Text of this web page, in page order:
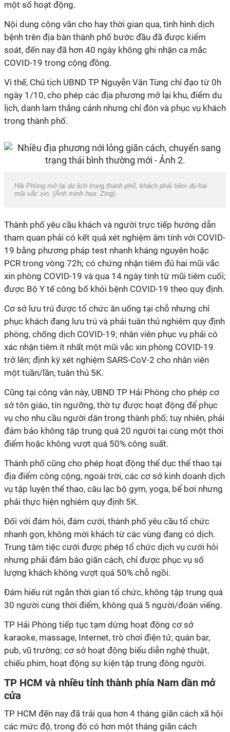
một số hoạt động.
Nội dung công văn cho hay thời gian qua, tình hình dịch
bệnh trên địa bàn thành phố bước đầu đã được kiểm
soát, đến nay đã hơn 40 ngày không ghi nhận ca mắc
COVID-19 trong cộng đồng.
Vì thế, Chủ tịch UBND TP Nguyễn Văn Tùng chỉ đạo từ 0h
ngày 1/10, cho phép các địa phương mở lại khu, điểm du
lịch, danh lam thắng cảnh nhưng chỉ đón và phục vụ khách
trong thành phố.
Hải Phòng mở lại du lịch trong thành phố, khách phải tiêm đủ hai
mũi vắc xin. (Ảnh minh họa: Zing).
Thành phố yêu cầu khách và người trực tiếp hướng dẫn
tham quan phải có kết quả xét nghiệm âm tính với COVID-
19 bằng phương pháp test nhanh kháng nguyên hoặc
PCR trong vòng 72h; có chứng nhận tiêm đủ hai mũi vắc
xin phòng COVID-19 và qua 14 ngày tính từ mũi tiêm cuối;
được Bộ Y tế công bố khỏi bệnh COVID-19 theo quy định.
Cơ sở lưu trú được tổ chức ăn uống tại chỗ nhưng chỉ
phục khách đang lưu trú và phải tuân thủ nghiêm quy định
phòng, chống dịch COVID-19; nhân viên phục vụ phải có
xác nhận tiêm ít nhất một mũi vắc xin phòng COVID-19
trở lên; định kỳ xét nghiệm SARS-CoV-2 cho nhân viên
một tuần/lần, tuân thủ 5K.
Cũng tại công văn này, UBND TP Hải Phòng cho phép cơ
sở tôn giáo, tín ngưỡng, thờ tự được hoạt động để phục
vụ cho nhu cầu người dân trong thành phố; tuy nhiên, phải
đảm bảo không tập trung quá 20 người tại cùng một thời
điểm hoặc không vượt quá 50% công suất.
Thành phố cũng cho phép hoạt động thể dục thể thao tại
địa điểm công cộng, ngoài trời, các cơ sở kinh doanh dịch
vụ tập luyện thể thao, câu lạc bộ gym, yoga, bể bơi nhưng
phải thực hiện nghiêm quy định 5K.
Đối với đám hỏi, đám cưới, thành phố yêu cầu tổ chức
nhanh gọn, không mời khách từ các vùng đang có dịch.
Trung tâm tiệc cưới được phép tổ chức dịch vụ cưới hỏi
nhưng phải đảm bảo giãn cách, chỉ được phục vụ số
lượng khách không vượt quá 50% chỗ ngồi.
Đám hiếu rút ngắn thời gian tổ chức, không tập trung quá
30 người cùng thời điểm, không quá 5 người/đoàn viếng.
TP Hải Phòng tiếp tục tạm dừng hoạt động cơ sở
karaoke, massage, Internet, trò chơi điện tử, quán bar,
pub, vũ trường; cơ sở hoạt động biểu diễn nghệ thuật,
chiếu phim, hoạt động sự kiện tập trung đông người.
TP HCM và nhiều tỉnh thành phía Nam dần mở
cửa
TP HCM đến nay đã trải qua hơn 4 tháng giãn cách xã hội
các mức độ, trong đó có hơn một tháng giãn cách